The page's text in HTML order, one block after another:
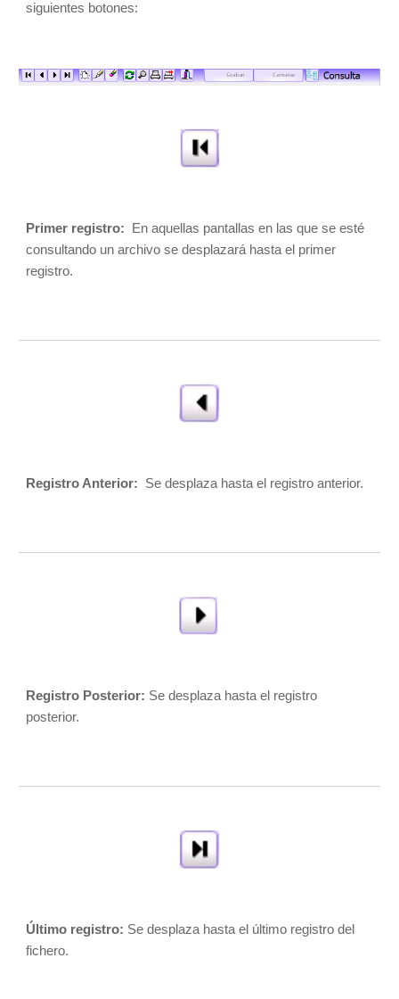
siguientes botones:
Primer registro: En aquellas pantallas en las que se esté
consultando un archivo se desplazará hasta el primer
registro.
Registro Anterior: Se desplaza hasta el registro anterior.
Registro Posterior: Se desplaza hasta el registro
posterior.
Último registro: Se desplaza hasta el último registro del
fichero.